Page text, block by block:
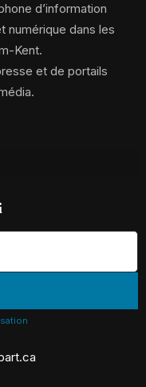
d’information
numérique dans les
Kent.
et de portails